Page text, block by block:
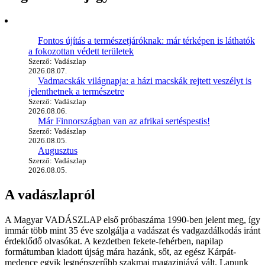
Fontos újítás a természetjáróknak: már térképen is láthatók
a fokozottan védett területek
Szerző: Vadászlap
2026.08.07.
Vadmacskák világnapja: a házi macskák rejtett veszélyt is
jelenthetnek a természetre
Szerző: Vadászlap
2026.08.06.
Már Finnországban van az afrikai sertéspestis!
Szerző: Vadászlap
2026.08.05.
Augusztus
Szerző: Vadászlap
2026.08.05.
A vadászlapról
A Magyar VADÁSZLAP első próbaszáma 1990-ben jelent meg, így
immár több mint 35 éve szolgálja a vadászat és vadgazdálkodás iránt
érdeklődő olvasókat. A kezdetben fekete-fehérben, napilap
formátumban kiadott újság mára hazánk, sőt, az egész Kárpát-
medence egyik legnépszerűbb szakmai magazinjává vált. Lapunk